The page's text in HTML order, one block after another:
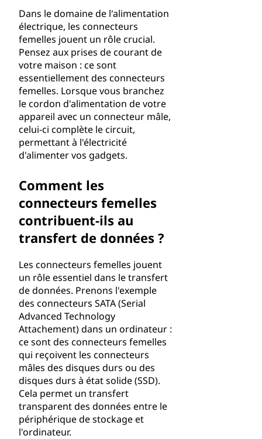
Dans le domaine de l'alimentation
électrique, les connecteurs
femelles jouent un rôle crucial.
Pensez aux prises de courant de
votre maison : ce sont
essentiellement des connecteurs
femelles. Lorsque vous branchez
le cordon d'alimentation de votre
appareil avec un connecteur mâle,
celui-ci complète le circuit,
permettant à l'électricité
d'alimenter vos gadgets.
Comment les
connecteurs femelles
contribuent-ils au
transfert de données ?
Les connecteurs femelles jouent
un rôle essentiel dans le transfert
de données. Prenons l'exemple
des connecteurs SATA (Serial
Advanced Technology
Attachement) dans un ordinateur :
ce sont des connecteurs femelles
qui reçoivent les connecteurs
mâles des disques durs ou des
disques durs à état solide (SSD).
Cela permet un transfert
transparent des données entre le
périphérique de stockage et
l'ordinateur.